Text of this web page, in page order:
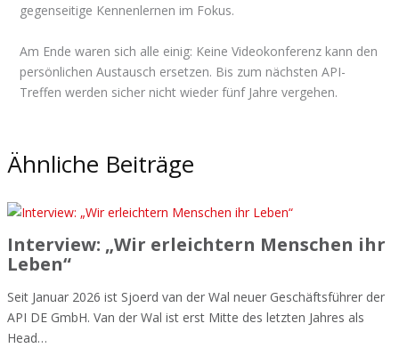
gegenseitige Kennenlernen im Fokus.
Am Ende waren sich alle einig: Keine Videokonferenz kann den
persönlichen Austausch ersetzen. Bis zum nächsten API-
Treffen werden sicher nicht wieder fünf Jahre vergehen.
Ähnliche Beiträge
Interview: „Wir erleichtern Menschen ihr
Leben“
Seit Januar 2026 ist Sjoerd van der Wal neuer Geschäftsführer der
API DE GmbH. Van der Wal ist erst Mitte des letzten Jahres als
Head…